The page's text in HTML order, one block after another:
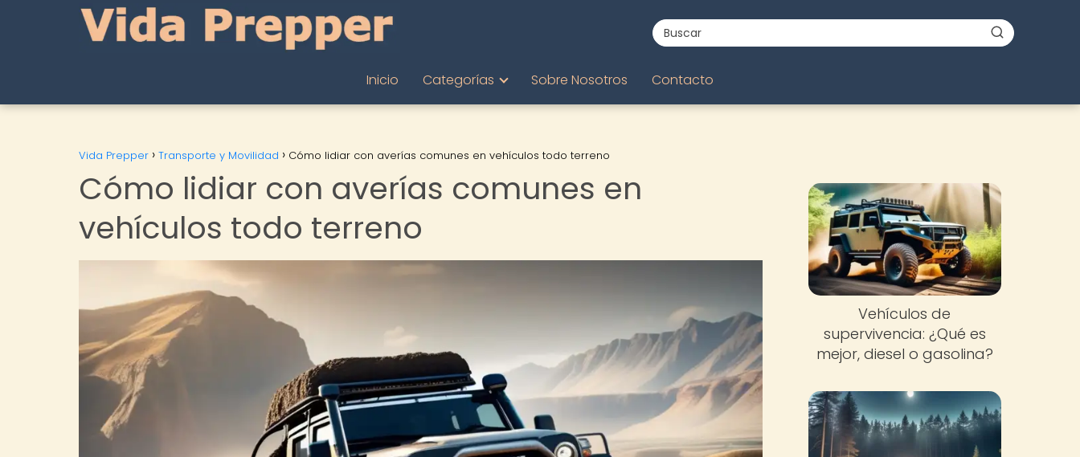
Inicio Categorías Sobre Nosotros Contacto
Vida Prepper Transporte y Movilidad Cómo lidiar con averías comunes en vehículos todo terreno
Cómo lidiar con averías comunes en
vehículos todo terreno
Vehículos de
supervivencia: ¿Qué es
mejor, diesel o gasolina?